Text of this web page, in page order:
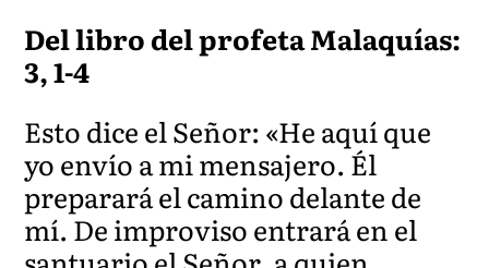
Del libro del profeta Malaquías:
3, 1-4
Esto dice el Señor: «He aquí que
yo envío a mi mensajero. Él
preparará el camino delante de
mí. De improviso entrará en el